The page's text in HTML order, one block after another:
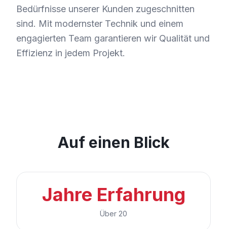
Bedürfnisse unserer Kunden zugeschnitten
sind. Mit modernster Technik und einem
engagierten Team garantieren wir Qualität und
Effizienz in jedem Projekt.
Auf einen Blick
Jahre Erfahrung
Über 20